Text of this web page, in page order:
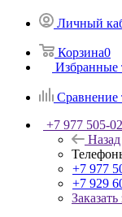
Личный
Корзина0
Избранные
Сравнение
+7 977 505-
Назад
+7 977
+7 929